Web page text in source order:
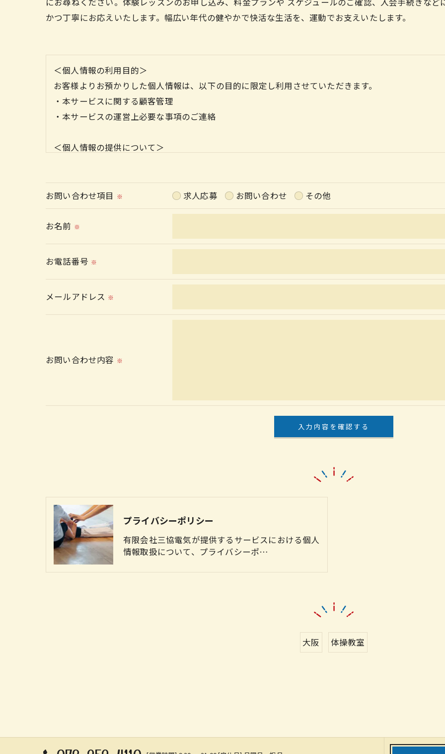
かつ丁寧にお応えいたします。幅広い年代の健やかで快活な生活を、運動でお支えいたします。
＜個人情報の利用目的＞
お客様よりお預かりした個人情報は、以下の目的に限定し利用させていただきます。
・本サービスに関する顧客管理
・本サービスの運営上必要な事項のご連絡
＜個人情報の提供について＞
＜個人情報の委託について＞
当社では、利用目的の達成に必要な範囲において、個人情報を外部に委託する場合があります。
これらの委託先に対しては個人情報保護契約等の措置をとり、適切な監督を行います。
当社では、個人情報の漏洩等がなされないよう、適切に安全管理対策を実施します。
＜個人情報を与えなかった場合に生じる結果＞
＜個人情報の開示･訂正・削除･利用停止の手続について＞
個人情報の開示･訂正･削除・利用停止の具体的手続きにつきましては、お電話でお問合せ下さい。
お問い合わせ項目 ※ 求人応募 お問い合わせ その他
お名前 ※
お電話番号 ※
メールアドレス ※
お問い合わせ内容 ※
プライバシーポリシー
有限会社三協電気が提供するサービスにおける個人
情報取扱について、プライバシーポ…
大阪 体操教室